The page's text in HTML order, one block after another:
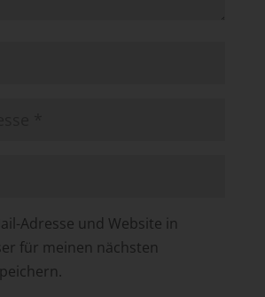
Adresse und Website in
für meinen nächsten